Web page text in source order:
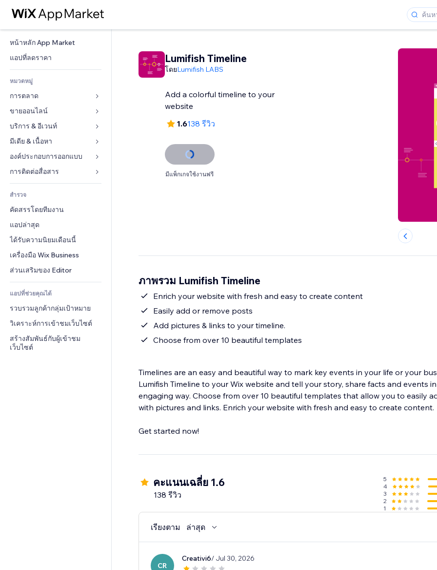
หน้าหลัก App Market
แอปที่ลดราคา
หมวดหมู่
การตลาด
โฆษณา
โทรศัพท์มือถือ
บทวิเคราะห์
โซเชียล
ทำอันดับเว็บไซต์
อีเมล
ขายออนไลน์
แอปสำหรับร้านค้า
การจัดส่ง & ส่งมอบสินค้า
ปุ่มการจำหน่าย
คอร์สออนไลน์
บัญชี
คูปอง & ความภักดีในแบรนด์
โซลูชันคลังสินค้า
การดรอปชิป
(Crowdfunding)
อาหาร & เครื่องดื่ม
บริการ & อีเวนท์
โรงแรม
อีเวนท์
ร้านอาหาร
อสังหาริมทรัพย์
การจอง
มีเดีย & เนื้อหา
แกลเลอรี
เพลง
พอดแคสต์
การถ่ายภาพ
วิดีโอ
PDF
การแชร์ไฟล์
ข่าว
องค์ประกอบการออกแบบ
แผนที่  & การนำทาง
ส่วนบุคคล & ความปลอดภัย
นาฬิกา
เทมเพลตเพจ
เอฟเฟกต์รูปภาพ
ปุ่ม & เมนู
แบนเนอร์ & สัญลักษณ์
เครื่องคำนวน
ค้นหา
อากาศ
แผนภูมิ & ตาราง
แบบฟอร์ม
แบบสำรวจ
แชต
หมายเหตุ
โทรศัพท์
ชุมชน
รีวิว & การรับรอง
CRM
สำรวจ
คัดสรรโดยทีมงาน
แอปล่าสุด
ได้รับความนิยมเดือนนี้
เครื่องมือ Wix Business
ส่วนเสริมของ Editor
แอปที่ช่วยคุณได้
รวบรวมลูกค้ากลุ่มเป้าหมาย
วิเคราะห์การเข้าชมเว็บไซต์
สร้างสัมพันธ์กับผู้เข้าชม
เว็บไซต์
Lumifish Timeline
โดยLumifish LABS
Add a colorful timeline to your
website
1.6138 รีวิว
มีแพ็กเกจใช้งานฟรี
ภาพรวม Lumifish Timeline
Enrich your website with fresh and easy to create content
Easily add or remove posts
Add pictures & links to your timeline.
Choose from over 10 beautiful templates
Timelines are an easy and beautiful way to mark key events in your life or your
Lumifish Timeline to your Wix website and tell your story, share facts and events
engaging way. Choose from over 10 beautiful templates that allow you to easily
with pictures and links. Enrich your website with fresh and easy to create content.
Get started now!
คะแนนเฉลี่ย 1.6
138 รีวิว
5
4
3
2
1
เรียงตาม ล่าสุด
CR
Creativi6/ Jul 30, 2026